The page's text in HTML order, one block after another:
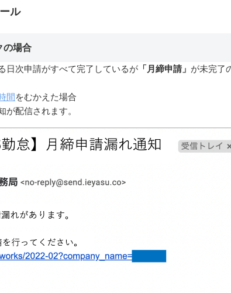
ル
の場合
日次申請がすべて完了しているが 「月締申請」 が未完了
間をむかえた場合
が配信されます。